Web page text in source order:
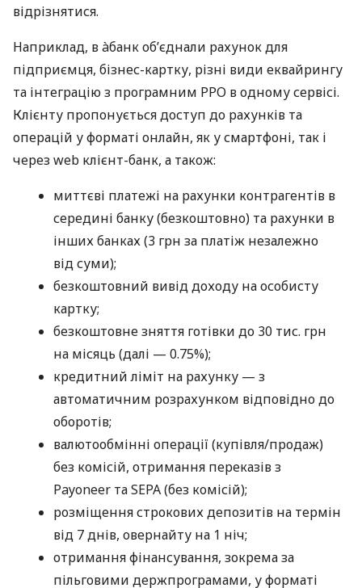
відрізнятися.
Наприклад, в àбанк об’єднали рахунок для
підприємця, бізнес-картку, різні види еквайрингу
та інтеграцію з програмним РРО в одному сервісі.
Клієнту пропонується доступ до рахунків та
операцій у форматі онлайн, як у смартфоні, так і
через web клієнт-банк, а також:
миттєві платежі на рахунки контрагентів в
середині банку (безкоштовно) та рахунки в
інших банках (3 грн за платіж незалежно
від суми);
безкоштовний вивід доходу на особисту
картку;
безкоштовне зняття готівки до 30 тис. грн
на місяць (далі — 0.75%);
кредитний ліміт на рахунку — з
автоматичним розрахунком відповідно до
оборотів;
валютообмінні операції (купівля/продаж)
без комісій, отримання переказів з
Payoneer та SEPA (без комісій);
розміщення строкових депозитів на термін
від 7 днів, овернайту на 1 ніч;
отримання фінансування, зокрема за
пільговими держпрограмами, у форматі